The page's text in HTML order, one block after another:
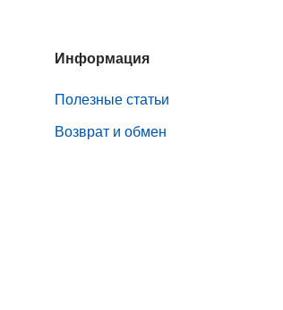
Информация
Полезные статьи
Возврат и обмен